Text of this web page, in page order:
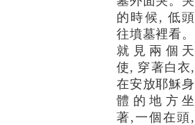
的時候, 低頭
往墳墓裡看。
就見兩個天
使, 穿著白衣,
在安放耶穌身
體的地方坐
著,一個在頭,